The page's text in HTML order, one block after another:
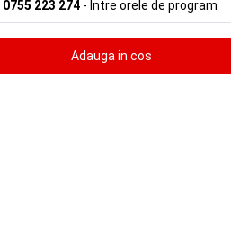
0755 223 274 - Între orele de program